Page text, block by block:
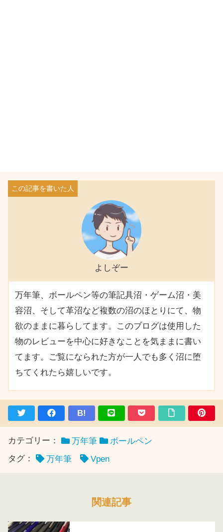
よしぞー
万年筆、ボールペン等の筆記具沼・ゲーム沼・美
容沼、そして革沼など複数の沼のほとりにて、物
欲のままに暮らしてます。このブログは使用した
物のレビューを中心に好きなことを気ままに書い
てます。ご覧になられた方が一人でも多く沼に堕
ちてくれたら嬉しいです。
B!
カテゴリー： 万年筆
ボールペン
タグ：
万年筆 Vpen
関連記事